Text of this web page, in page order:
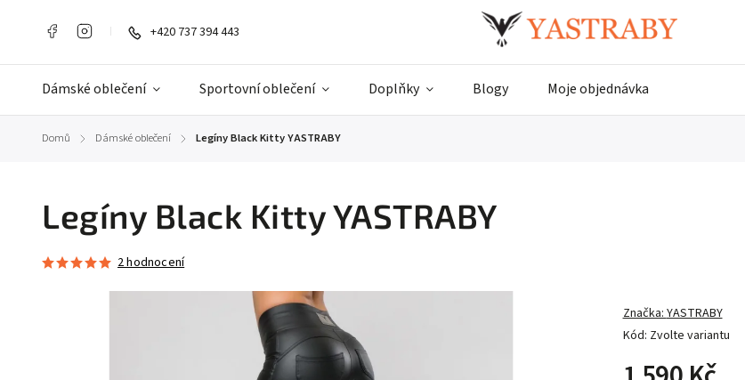
+420 737 394 443
Dámské oblečení Sportovní oblečení Doplňky Blogy Moje objednávka
Domů / Dámské oblečení / Legíny Black Kitty YASTRABY
Legíny Black Kitty YASTRABY
2 hodnocení
Kód: Zvolte variantu
Značka:YASTRABY